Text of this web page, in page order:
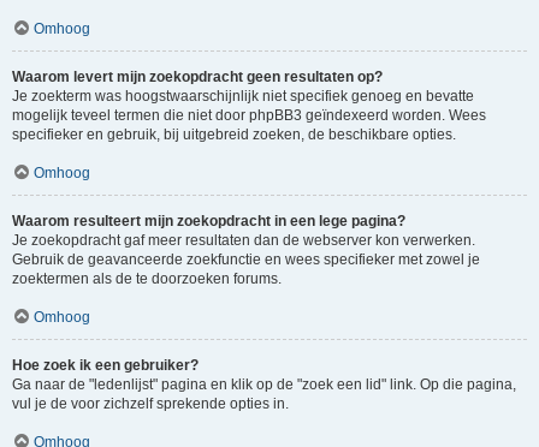
Omhoog
Waarom levert mijn zoekopdracht geen resultaten op?
Je zoekterm was hoogstwaarschijnlijk niet specifiek genoeg en bevatte
mogelijk teveel termen die niet door phpBB3 geïndexeerd worden. Wees
specifieker en gebruik, bij uitgebreid zoeken, de beschikbare opties.
Omhoog
Waarom resulteert mijn zoekopdracht in een lege pagina?
Je zoekopdracht gaf meer resultaten dan de webserver kon verwerken.
Gebruik de geavanceerde zoekfunctie en wees specifieker met zowel je
zoektermen als de te doorzoeken forums.
Omhoog
Hoe zoek ik een gebruiker?
Ga naar de "ledenlijst" pagina en klik op de "zoek een lid" link. Op die pagina,
vul je de voor zichzelf sprekende opties in.
Omhoog